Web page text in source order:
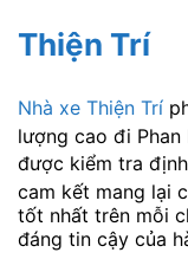
Thiện Trí
Nhà xe Thiện Trí
lượng cao đi
được kiểm tra
cam kết mang lại
tốt nhất trên mỗi
đáng tin cậy của